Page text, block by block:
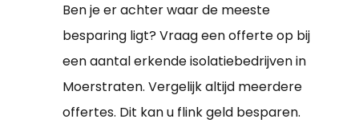
Ben je er achter waar de meeste
besparing ligt? Vraag een offerte op bij
een aantal erkende isolatiebedrijven in
Moerstraten. Vergelijk altijd meerdere
offertes. Dit kan u flink geld besparen.